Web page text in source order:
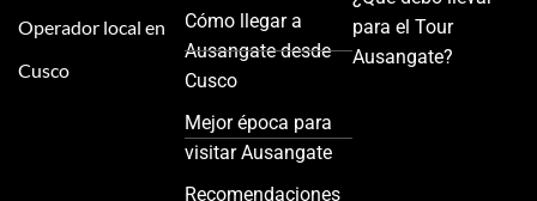
Operador local en
Cusco
Cómo llegar a
Ausangate desde
Cusco
Mejor época para
visitar Ausangate
Recomendaciones
para el Tour
Ausangate?